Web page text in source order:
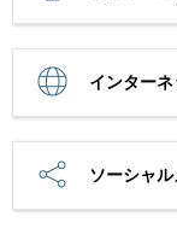
インター
ソーシャ